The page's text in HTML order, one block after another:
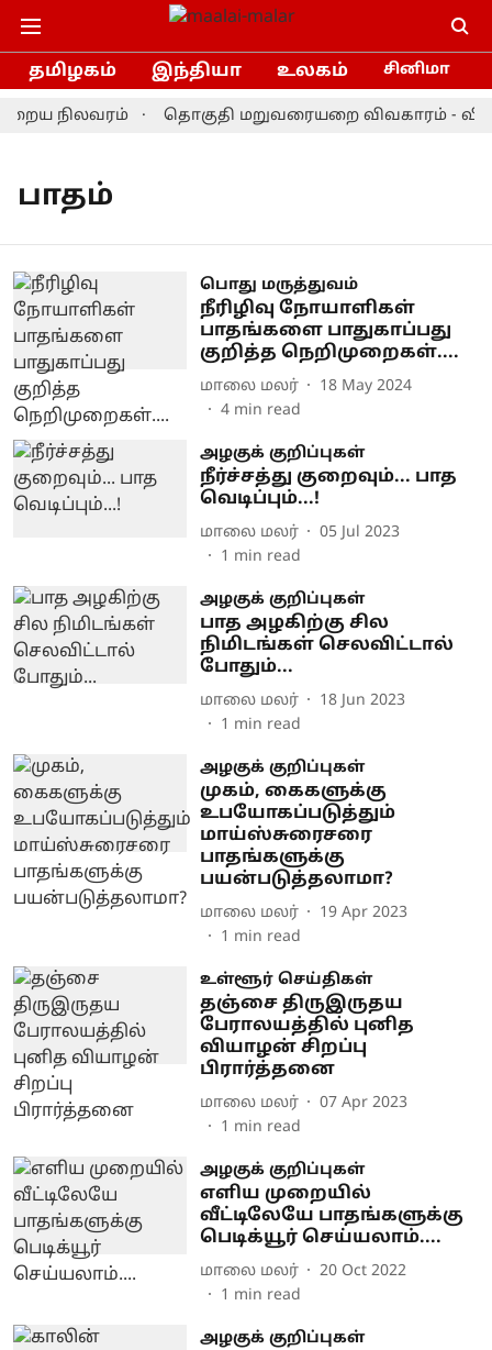
தமிழகம் இந்தியா உலகம் சினிமா
நிலவரம் தொகுதி மறுவரையறை விவகாரம் -
பாதம்
பொது மருத்துவம்
நீரிழிவு நோயாளிகள்
பாதங்களை பாதுகாப்பது
குறித்த நெறிமுறைகள்....
மாலை மலர்
18 May 2024
4 min read
அழகுக் குறிப்புகள்
நீர்ச்சத்து குறைவும்... பாத
வெடிப்பும்...!
மாலை மலர்
05 Jul 2023
1 min read
அழகுக் குறிப்புகள்
பாத அழகிற்கு சில
நிமிடங்கள் செலவிட்டால்
போதும்...
மாலை மலர்
18 Jun 2023
1 min read
அழகுக் குறிப்புகள்
முகம், கைகளுக்கு
உபயோகப்படுத்தும்
மாய்ஸ்சுரைசரை
பாதங்களுக்கு
பயன்படுத்தலாமா?
மாலை மலர்
19 Apr 2023
1 min read
உள்ளூர் செய்திகள்
தஞ்சை திருஇருதய
பேராலயத்தில் புனித
வியாழன் சிறப்பு
பிரார்த்தனை
மாலை மலர்
07 Apr 2023
1 min read
அழகுக் குறிப்புகள்
எளிய முறையில்
வீட்டிலேயே பாதங்களுக்கு
பெடிக்யூர் செய்யலாம்....
மாலை மலர்
20 Oct 2022
1 min read
அழகுக் குறிப்புகள்